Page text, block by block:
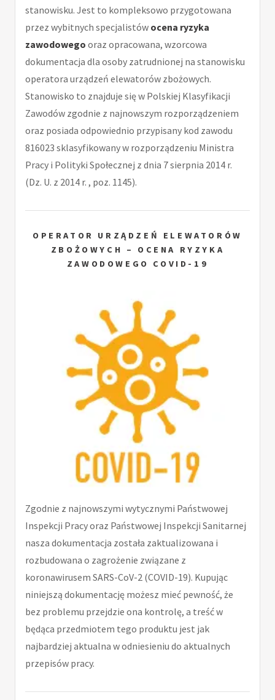
stanowisku. Jest to kompleksowo przygotowana
przez wybitnych specjalistów ocena ryzyka
zawodowego oraz opracowana, wzorcowa
dokumentacja dla osoby zatrudnionej na stanowisku
operatora urządzeń elewatorów zbożowych.
Stanowisko to znajduje się w Polskiej Klasyfikacji
Zawodów zgodnie z najnowszym rozporządzeniem
oraz posiada odpowiednio przypisany kod zawodu
816023 sklasyfikowany w rozporządzeniu Ministra
Pracy i Polityki Społecznej z dnia 7 sierpnia 2014 r.
(Dz. U. z 2014 r. , poz. 1145).
OPERATOR URZĄDZEŃ ELEWATORÓW
ZBOŻOWYCH – OCENA RYZYKA
ZAWODOWEGO COVID-19
Zgodnie z najnowszymi wytycznymi Państwowej
Inspekcji Pracy oraz Państwowej Inspekcji Sanitarnej
nasza dokumentacja została zaktualizowana i
rozbudowana o zagrożenie związane z
koronawirusem SARS-CoV-2 (COVID-19). Kupując
niniejszą dokumentację możesz mieć pewność, że
bez problemu przejdzie ona kontrolę, a treść w
będąca przedmiotem tego produktu jest jak
najbardziej aktualna w odniesieniu do aktualnych
przepisów pracy.